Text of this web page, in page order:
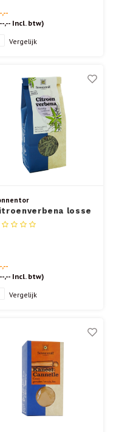
,-- Incl. btw)
Vergelijk
losse
30gr.
,-- Incl. btw)
Vergelijk